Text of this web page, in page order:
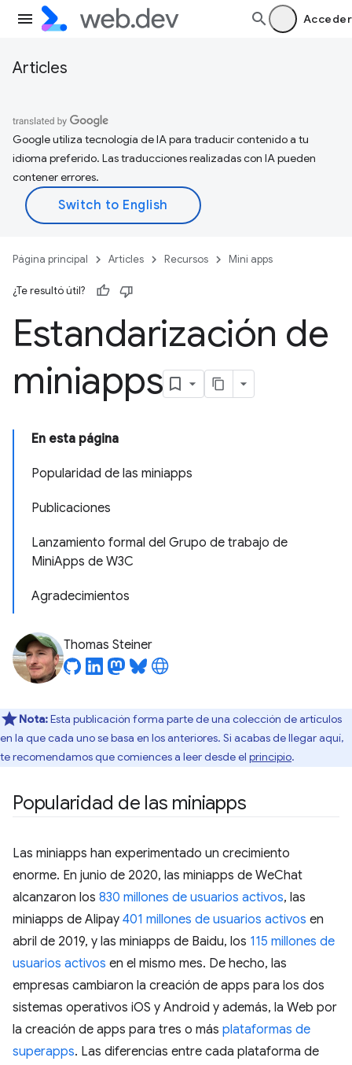
Acceder
Articles
Google utiliza tecnología de IA para traducir contenido a tu
idioma preferido. Las traducciones realizadas con IA pueden
contener errores.
Página principal Articles Recursos Mini apps
¿Te resultó útil?
Estandarización de
miniapps
En esta página
Popularidad de las miniapps
Publicaciones
Lanzamiento formal del Grupo de trabajo de
MiniApps de W3C
Agradecimientos
Thomas Steiner
Nota:Esta publicación forma parte de una colección de artículos
en la que cada uno se basa en los anteriores. Si acabas de llegar aquí,
te recomendamos que comiences a leer desde el principio.
Popularidad de las miniapps
Las miniapps han experimentado un crecimiento
enorme. En junio de 2020, las miniapps de WeChat
alcanzaron los 830 millones de usuarios activos, las
miniapps de Alipay 401 millones de usuarios activos en
abril de 2019, y las miniapps de Baidu, los 115 millones de
usuarios activos en el mismo mes. De hecho, las
empresas cambiaron la creación de apps para los dos
sistemas operativos iOS y Android y además, la Web por
la creación de apps para tres o más plataformas de
superapps. Las diferencias entre cada plataforma de